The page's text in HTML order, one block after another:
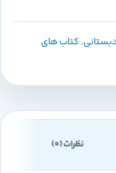
,کتاب های
نظرات (0)